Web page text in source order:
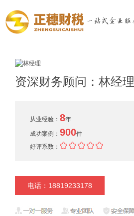
资深财务顾问：林经理
从业经验： 8年
成功案例： 900件
好评系数：
电话：18819233178